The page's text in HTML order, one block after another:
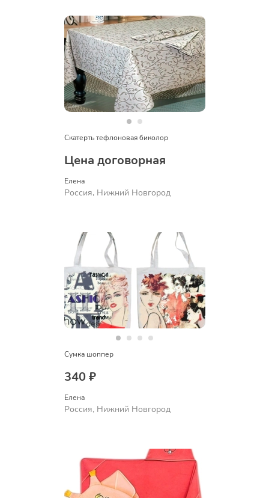
Скатерть тефлоновая биколор
Цена договорная
Елена
Россия, Нижний Новгород
Сумка шоппер
340 ₽
Елена
Россия, Нижний Новгород